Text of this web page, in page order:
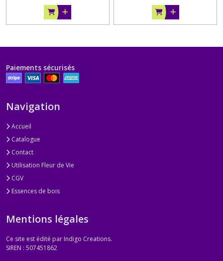
Paiements sécurisés
Navigation
Accueil
Catalogue
Contact
Utilisation Fleur de Vie
CGV
Essences de bois
Mentions légales
Ce site est édité par Indigo Creations.
SIREN : 507451862